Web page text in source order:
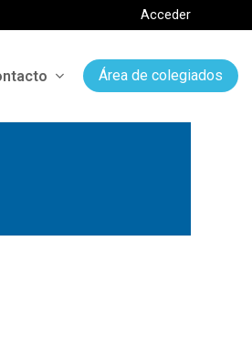
Acceder
Área de colegiados